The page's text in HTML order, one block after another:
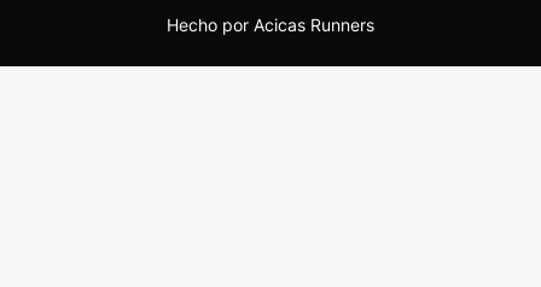
Hecho por Acicas Runners